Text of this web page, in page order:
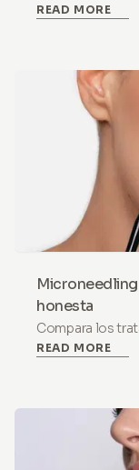
forma sencilla:
READ MORE
Microneedling
honesta
Compara los
Qué resuelve
READ MORE